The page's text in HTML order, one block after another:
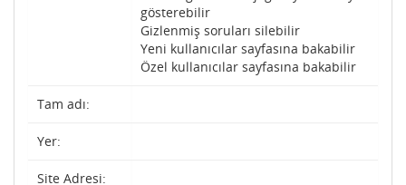
gösterebilir
Gizlenmiş soruları silebilir
Yeni kullanıcılar sayfasına bakabilir
Özel kullanıcılar sayfasına bakabilir
Tam adı:
Yer:
Site Adresi: